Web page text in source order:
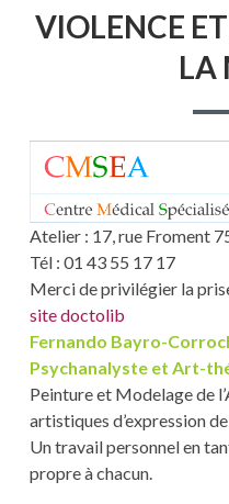
VIOLENCE
LA
Atelier : 17, rue Froment
Tél : 01 43 55 17 17
Merci de privilégier la
site doctolib
Fernando Bayro-
Psychanalyste et Art-
Peinture et Modelage de
artistiques d’expression
Un travail personnel en
propre à chacun.